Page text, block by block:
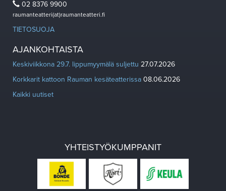
02 8376 9900
raumanteatteri(at)raumanteatteri.fi
TIETOSUOJA
AJANKOHTAISTA
Keskiviikkona 29.7. lippumyymälä suljettu 27.07.2026
Korkkarit kattoon Rauman kesäteatterissa 08.06.2026
Kaikki uutiset
YHTEISTYÖKUMPPANIT